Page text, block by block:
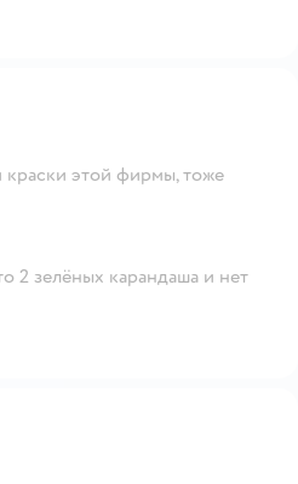
этой фирмы, тоже
2 зелёных карандаша и нет